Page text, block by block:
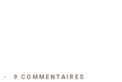
9 COMMENTAIRES